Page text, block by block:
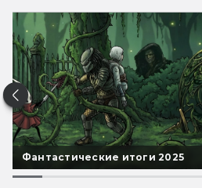
Фантастические итоги 2025